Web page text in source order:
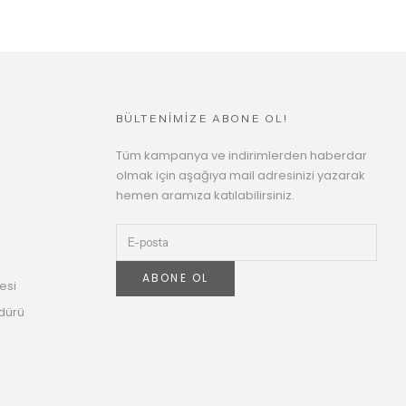
BÜLTENİMİZE ABONE OL!
Tüm kampanya ve indirimlerden haberdar
olmak için aşağıya mail adresinizi yazarak
hemen aramıza katılabilirsiniz.
ABONE OL